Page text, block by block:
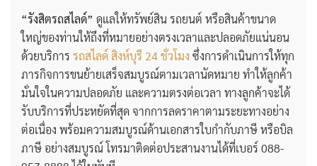
“รังสิตรถสไลด์” ดูแลให้ทรัพย์สิน รถยนต์ หรือสินค้าขนาด
ใหญ่ของท่านให้ถึงที่หมายอย่างตรงเวลาและปลอดภัยแน่นอน
ด้วยบริการ รถสไลด์ สิงห์บุรี 24 ชั่วโมง ซึ่งการดำเนินการให้ทุก
ภารกิจการขนย้ายเสร็จสมบูรณ์ตามเวลานัดหมาย ทำให้ลูกค้า
มั่นใจในความปลอดภัย และความตรงต่อเวลา ทางลูกค้าจะได้
รับบริการที่ประหยัดที่สุด จากการลดราคาตามระยะทางอย่าง
ต่อเนื่อง พร้อมความสมบูรณ์ด้านเอกสารใบกำกับภาษี หรือบิล
ภาษี อย่างสมบูรณ์ โทรมาติดต่อประสานงานได้ที่เบอร์ 088-